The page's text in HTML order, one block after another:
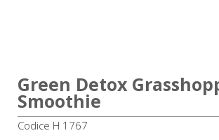
Green Detox
Smoothie
Codice H 1767